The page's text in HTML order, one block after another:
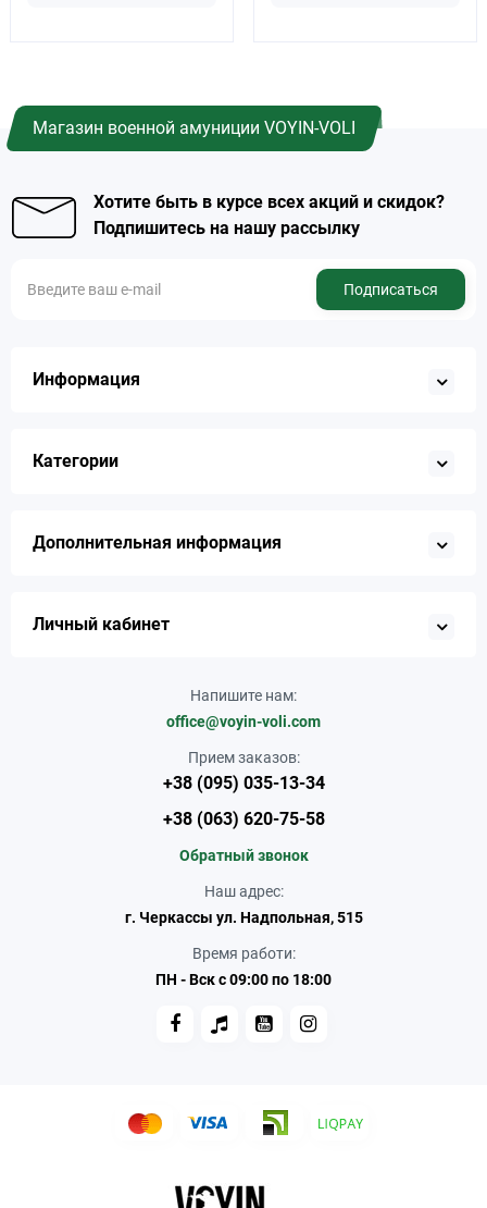
Магазин военной амуниции VOYIN-VOLI
Хотите быть в курсе всех акций и скидок?
Подпишитесь на нашу рассылку
Подписаться
Информация
Категории
Дополнительная информация
Личный кабинет
Напишите нам:
office@voyin-voli.com
Прием заказов:
+38 (095) 035-13-34
+38 (063) 620-75-58
Обратный звонок
Наш адрес:
г. Черкассы ул. Надпольная, 515
Время работи:
ПН - Вск с 09:00 по 18:00